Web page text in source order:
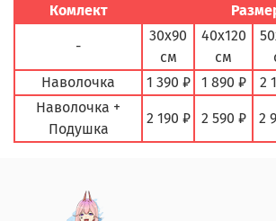
Комлект
-
30х90
см
40х120
см
Наволочка
1 390 ₽ 1 890 ₽ 2
Наволочка +
Подушка
2 190 ₽ 2 590 ₽ 2